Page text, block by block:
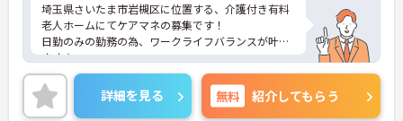
埼玉県さいたま市岩槻区に位置する、介護付き有料
老人ホームにてケアマネの募集です！
日勤のみの勤務の為、ワークライフバランスが叶い
ます☆
また、職務手当やベースアップ手当等手当が充実し
ており、持株会や研修制度などの福利厚生も充実し
ております♪
詳細を見る 無料 紹介してもらう